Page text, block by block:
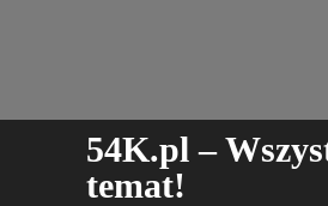
54K.pl –
temat!